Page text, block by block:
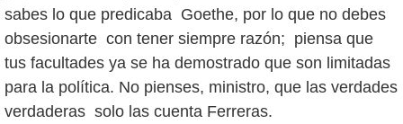
sabes lo que predicaba Goethe, por lo que no debes
obsesionarte con tener siempre razón; piensa que
tus facultades ya se ha demostrado que son limitadas
para la política. No pienses, ministro, que las verdades
verdaderas solo las cuenta Ferreras.